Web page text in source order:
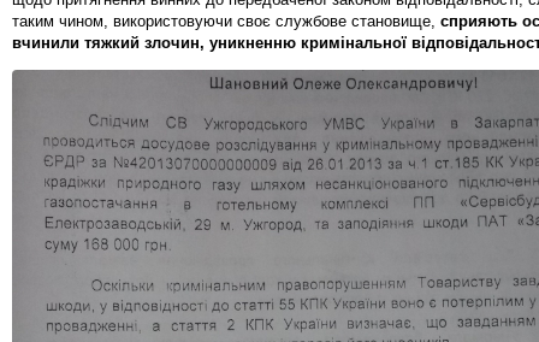
таким чином, використовуючи своє службове становище, сприяють
вчинили тяжкий злочин, уникненню кримінальної